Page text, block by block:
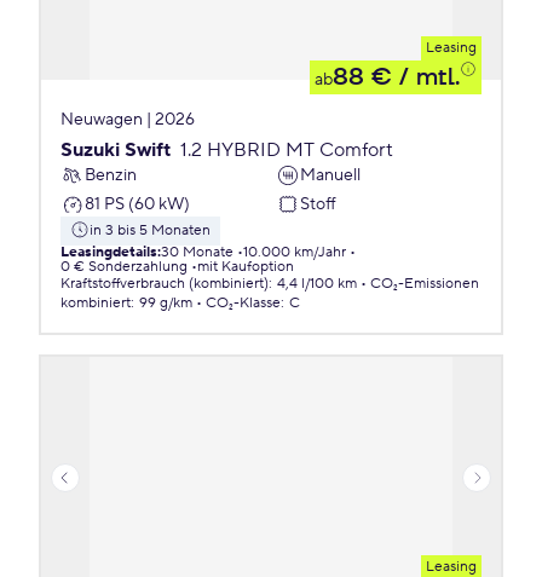
Leasing
ab88 € / mtl.
Neuwagen | 2026
Suzuki Swift 1.2 HYBRID MT Comfort
Benzin
Manuell
81 PS (60 kW)
Stoff
in 3 bis 5 Monaten
Leasingdetails:30 Monate 10.000 km/Jahr
0 € Sonderzahlung
mit Kaufoption
Kraftstoffverbrauch (kombiniert): 4,4 l/100 km
CO₂-Emissionen
kombiniert: 99 g/km CO₂-Klasse: C
Leasing